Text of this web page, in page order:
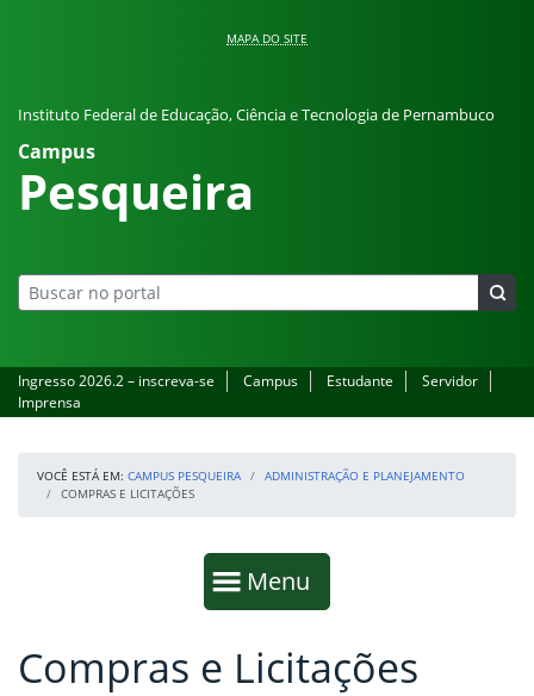
MAPA DO SITE
Instituto Federal de Educação, Ciência e Tecnologia de Pernambuco
Campus
Pesqueira
Ingresso 2026.2 – inscreva-se Campus Estudante
Servidor
Imprensa
VOCÊ ESTÁ EM: CAMPUS PESQUEIRA
ADMINISTRAÇÃO E PLANEJAMENTO
COMPRAS E LICITAÇÕES
Mostrar
Menu
Fim da navegação
Início do conteúdo
Compras e Licitações